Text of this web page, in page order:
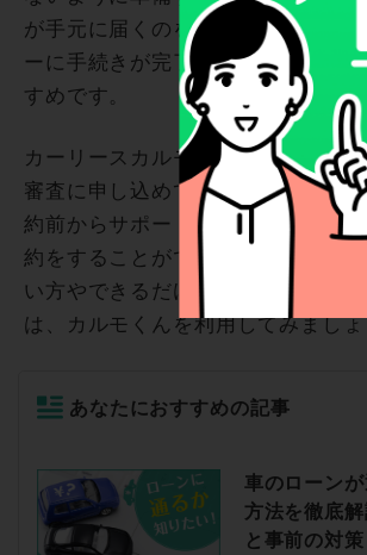
が手元に届くのを待ちきれない方は
ーに手続きが完了するカーリース
すめです。
カーリースカルモくんなら、オン
審査に申し込めて結果が出るのも
約前からサポートを受けられるの
約をすることができます。審査結
い方やできるだけ早くカーライフを
は、カルモくんを利用してみまし
あなたにおすすめの記事
車のローン
方法を徹底
と事前の対